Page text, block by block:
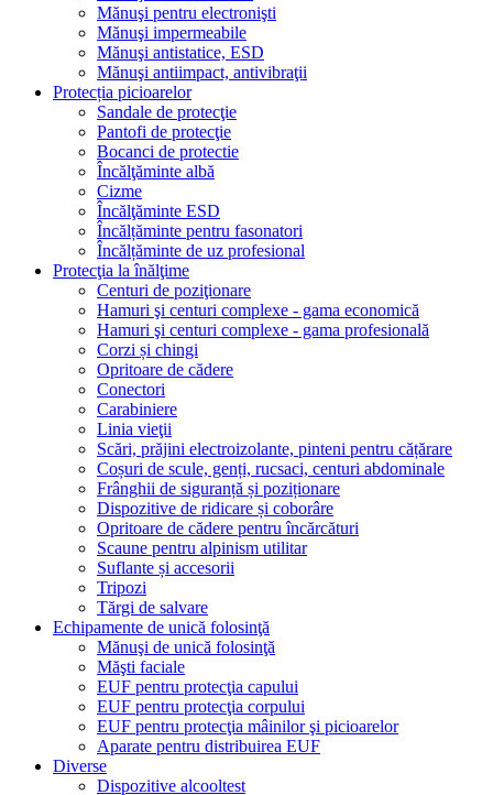
Mănuşi pentru electronişti
Mănuşi impermeabile
Mănuşi antistatice, ESD
Mănuşi antiimpact, antivibraţii
Protecția picioarelor
Sandale de protecţie
Pantofi de protecţie
Bocanci de protectie
Încălţăminte albă
Cizme
Încălţăminte ESD
Încălțăminte pentru fasonatori
Încălțăminte de uz profesional
Protecţia la înălţime
Centuri de poziţionare
Hamuri şi centuri complexe - gama economică
Hamuri şi centuri complexe - gama profesională
Corzi și chingi
Opritoare de cădere
Conectori
Carabiniere
Linia vieţii
Scări, prăjini electroizolante, pinteni pentru cățărare
Coșuri de scule, genți, rucsaci, centuri abdominale
Frânghii de siguranță și poziționare
Dispozitive de ridicare și coborâre
Opritoare de cădere pentru încărcături
Scaune pentru alpinism utilitar
Suflante și accesorii
Tripozi
Tărgi de salvare
Echipamente de unică folosinţă
Mănuşi de unică folosinţă
Măşti faciale
EUF pentru protecţia capului
EUF pentru protecţia corpului
EUF pentru protecţia mâinilor şi picioarelor
Aparate pentru distribuirea EUF
Diverse
Dispozitive alcooltest